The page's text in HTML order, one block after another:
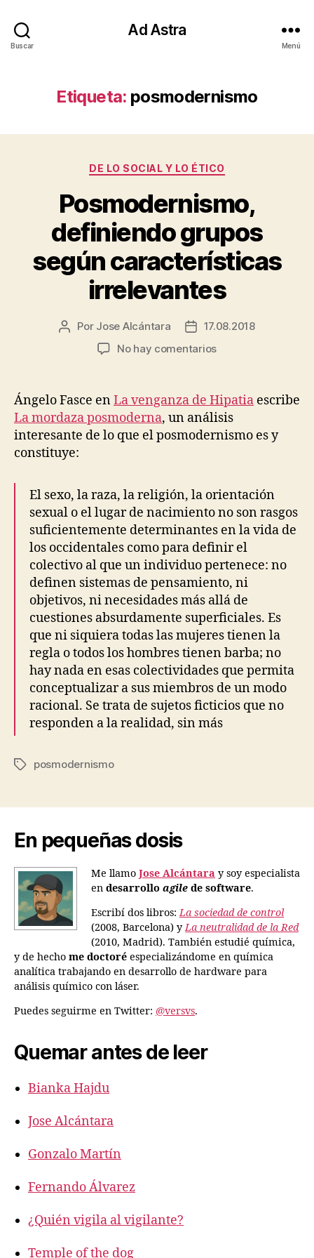
Buscar
Ad Astra
Menú
Etiqueta: posmodernismo
Categorías
DE LO SOCIAL Y LO ÉTICO
Posmodernismo,
definiendo grupos
según características
irrelevantes
Autor
Por Jose Alcántara
Fecha17.08.2018
No hay comentariosen
grupos
según
características
irrelevantes
Ángelo Fasce enLa venganza de Hipatia escribe
La mordaza posmoderna, un análisis
interesante de lo que el posmodernismo es y
constituye:
El sexo, la raza, la religión, la orientación
sexual o el lugar de nacimiento no son rasgos
suficientemente determinantes en la vida de
los occidentales como para definir el
colectivo al que un individuo pertenece: no
definen sistemas de pensamiento, ni
objetivos, ni necesidades más allá de
cuestiones absurdamente superficiales. Es
que ni siquiera todas las mujeres tienen la
regla o todos los hombres tienen barba; no
hay nada en esas colectividades que permita
conceptualizar a sus miembros de un modo
racional. Se trata de sujetos ficticios que no
responden a la realidad, sin más
Etiquetas
posmodernismo
En pequeñas dosis
Me llamo Jose Alcántara y soy especialista
en desarrollo agile de software.
Escribí dos libros:La sociedad de control
(2008, Barcelona) yLa neutralidad de la Red
(2010, Madrid). También estudié química,
y de hecho me doctoré especializándome en química
analítica trabajando en desarrollo de hardware para
análisis químico con láser.
Puedes seguirme en Twitter: @versvs.
Quemar antes de leer
Bianka Hajdu
Jose Alcántara
Gonzalo Martín
Fernando Álvarez
¿Quién vigila al vigilante?
Temple of the dog